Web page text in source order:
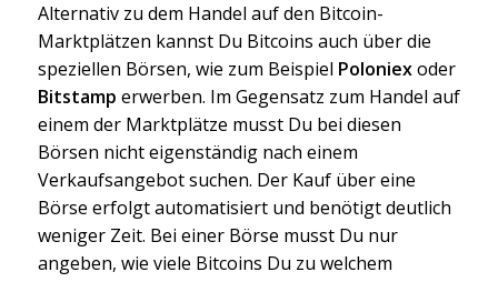
Alternativ zu dem Handel auf den Bitcoin-
Marktplätzen kannst Du Bitcoins auch über die
speziellen Börsen, wie zum Beispiel Poloniexoder
Bitstamp erwerben. Im Gegensatz zum Handel auf
einem der Marktplätze musst Du bei diesen
Börsen nicht eigenständig nach einem
Verkaufsangebot suchen. Der Kauf über eine
Börse erfolgt automatisiert und benötigt deutlich
weniger Zeit. Bei einer Börse musst Du nur
angeben, wie viele Bitcoins Du zu welchem